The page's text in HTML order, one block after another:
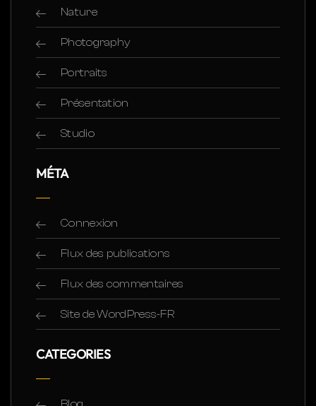
Nature
Photography
Portraits
Présentation
Studio
MÉTA
Connexion
Flux des publications
Flux des commentaires
Site de WordPress-FR
CATEGORIES